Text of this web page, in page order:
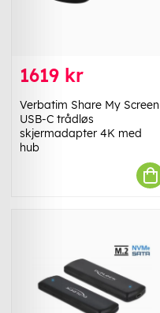
1619 kr
Verbatim Share My Screen
USB-C trådløs
skjermadapter 4K med
hub